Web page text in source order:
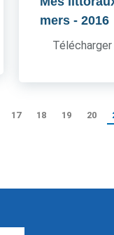
mers - 2016
17 18 19 20